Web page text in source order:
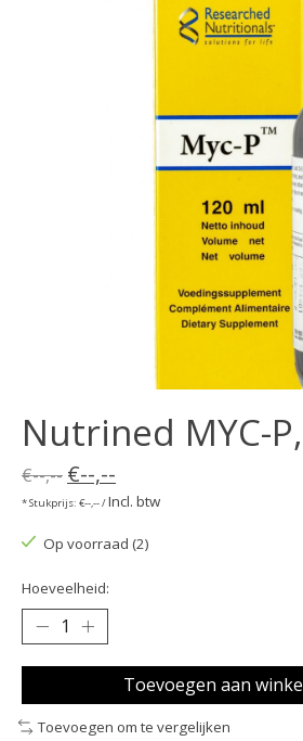
Nutrined MYC-
€--,-- €--,--
* Stukprijs: €--,-- /Incl. btw
Op voorraad (2)
Hoeveelheid:
Toevoegen aan
Toevoegen om te vergelijken